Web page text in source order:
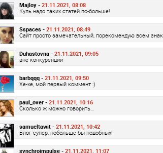
Majloy - 21.11.2021, 08:08
Куль надо таких статей по-больше!
Sspaces - 21.11.2021, 08:49
Сайт просто замечательный, порекомендую всем
Duhastovna - 21.11.2021, 09:05
вне конкуренции
barbqqq - 21.11.2021, 09:50
Хе-хе, мой первый коммент :)
paul_over - 21.11.2021, 10:16
Сколько ж можно говорить…
samueltawit - 21.11.2021, 10:42
Блог супер, побольше бы подобных!
synchroimpulse - 21.11.2021, 11:07